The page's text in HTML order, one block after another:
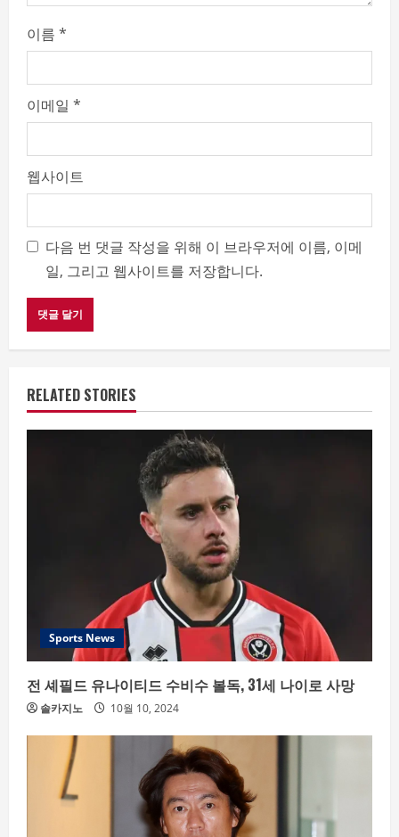
이름 *
이메일 *
웹사이트
다음 번 댓글 작성을 위해 이 브라우저에 이름, 이메
일, 그리고 웹사이트를 저장합니다.
RELATED STORIES
Sports News
전 셰필드 유나이티드 수비수 볼독, 31세 나이로 사망
솔카지노 10월 10, 2024